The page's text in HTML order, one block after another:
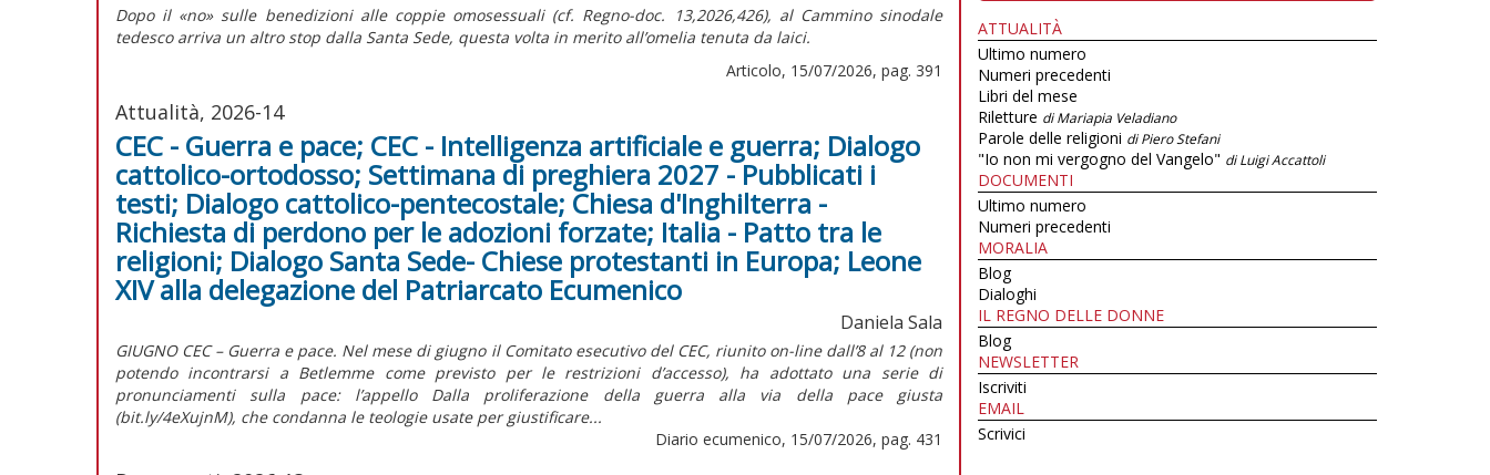
Dopo il «no» sulle benedizioni alle coppie omosessuali (cf. Regno-doc.
13,2026,426), al Cammino sinodale
tedesco arriva un altro stop dalla Santa Sede, questa volta in merito all’omelia tenuta da laici.
Articolo, 15/07/2026, pag. 391
Attualità, 2026-14
CEC - Guerra e pace; CEC - Intelligenza artificiale e guerra; Dialogo
cattolico-ortodosso; Settimana di preghiera 2027 - Pubblicati i
testi; Dialogo cattolico-pentecostale; Chiesa d'Inghilterra -
Richiesta di perdono per le adozioni forzate; Italia - Patto tra le
religioni; Dialogo Santa Sede- Chiese protestanti in Europa; Leone
XIV alla delegazione del Patriarcato Ecumenico
Daniela Sala
GIUGNO CEC – Guerra e pace. Nel mese di giugno il Comitato esecutivo del CEC, riunito on-line dall’8 al 12 (non
potendo incontrarsi a Betlemme come previsto per le restrizioni d’accesso), ha adottato una serie di
pronunciamenti sulla pace: l’appello Dalla proliferazione della guerra alla via della pace giusta
(bit.ly/4eXujnM), che condanna le teologie usate per giustificare...
Diario ecumenico, 15/07/2026, pag. 431
ATTUALITÀ
Ultimo numero
Numeri precedenti
Libri del mese
Riletture di Mariapia Veladiano
Parole delle religioni di Piero Stefani
"Io non mi vergogno del Vangelo" di Luigi Accattoli
DOCUMENTI
Ultimo numero
Numeri precedenti
MORALIA
Blog
Dialoghi
IL REGNO DELLE DONNE
Blog
NEWSLETTER
Iscriviti
EMAIL
Scrivici